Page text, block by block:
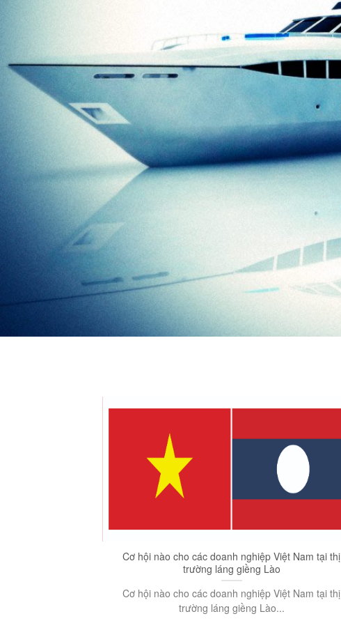
Cơ hội nào cho các doanh nghiệp Việt Nam tại thị
trường láng giềng Lào
Cơ hội nào cho các doanh nghiệp Việt Nam tại thị
trường láng giềng Lào...